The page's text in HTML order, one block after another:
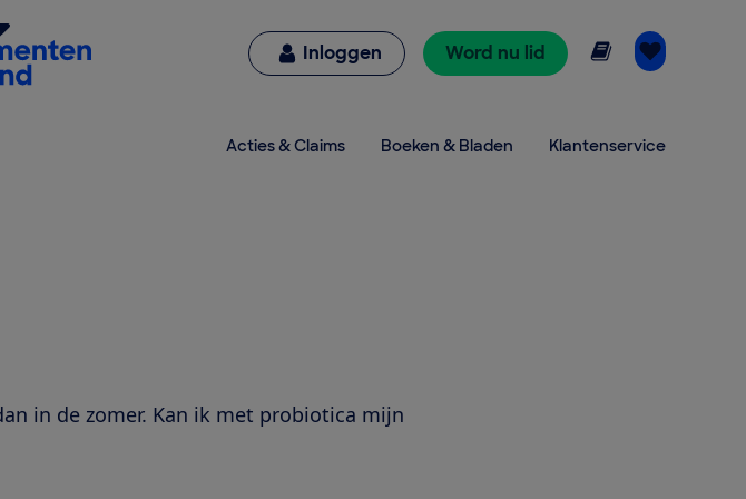
de Consumentenbond
Inloggen Word nu lid Online lezen
Acties & Claims Boeken & Bladen Klantenservice
in de zomer. Kan ik met probiotica mijn